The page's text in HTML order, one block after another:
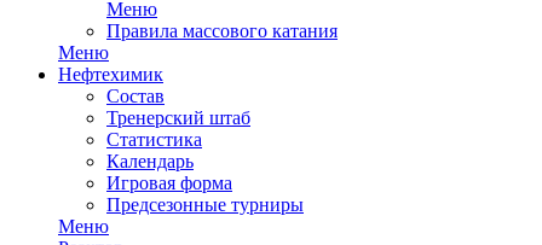
Меню
Правила массового катания
Меню
Нефтехимик
Состав
Тренерский штаб
Статистика
Календарь
Игровая форма
Предсезонные турниры
Меню